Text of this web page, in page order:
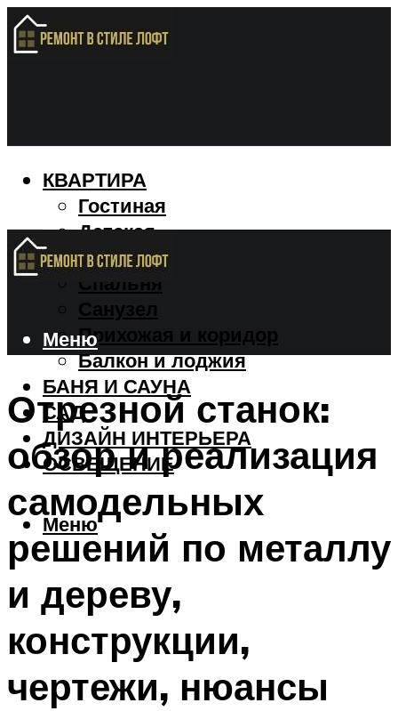
КВАРТИРА
Гостиная
Детская
Кухня
Спальня
Санузел
Прихожая и коридор
Балкон и лоджия
БАНЯ И САУНА
САД
ДИЗАЙН ИНТЕРЬЕРА
ОСВЕЩЕНИЕ
Меню
Меню
Отрезной станок:
обзор и реализация
самодельных
решений по металлу
и дереву,
конструкции,
чертежи, нюансы